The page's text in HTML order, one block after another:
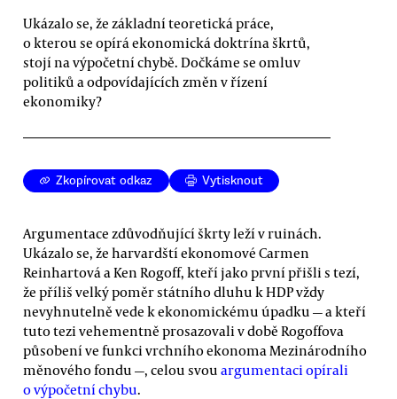
Ukázalo se, že základní teoretická práce,
o kterou se opírá ekonomická doktrína škrtů,
stojí na výpočetní chybě. Dočkáme se omluv
politiků a odpovídajících změn v řízení
ekonomiky?
Zkopírovat odkaz Vytisknout
Argumentace zdůvodňující škrty leží v ruinách.
Ukázalo se, že harvardští ekonomové Carmen
Reinhartová a Ken Rogoff, kteří jako první přišli s tezí,
že příliš velký poměr státního dluhu k HDP vždy
nevyhnutelně vede k ekonomickému úpadku — a kteří
tuto tezi vehementně prosazovali v době Rogoffova
působení ve funkci vrchního ekonoma Mezinárodního
měnového fondu —, celou svou argumentaci opírali
o výpočetní chybu.